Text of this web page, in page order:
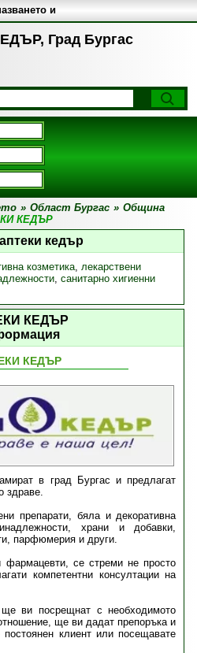
Град Бургас
и
в
» Област Бургас » Община
КЕДЪР
кедър
козметика, лекарствени
, санитарно хигиенни
КЕДЪР
КЕДЪР
в град Бургас и предлагат
здраве.
препарати, бяла и декоративна
храни и добавки,
парфюмерия и други.
фармацевти, се стреми не просто
компетентни консултации на
ви посрещнат с необходимото
ще ви дадат препоръка и
клиент или посещавате